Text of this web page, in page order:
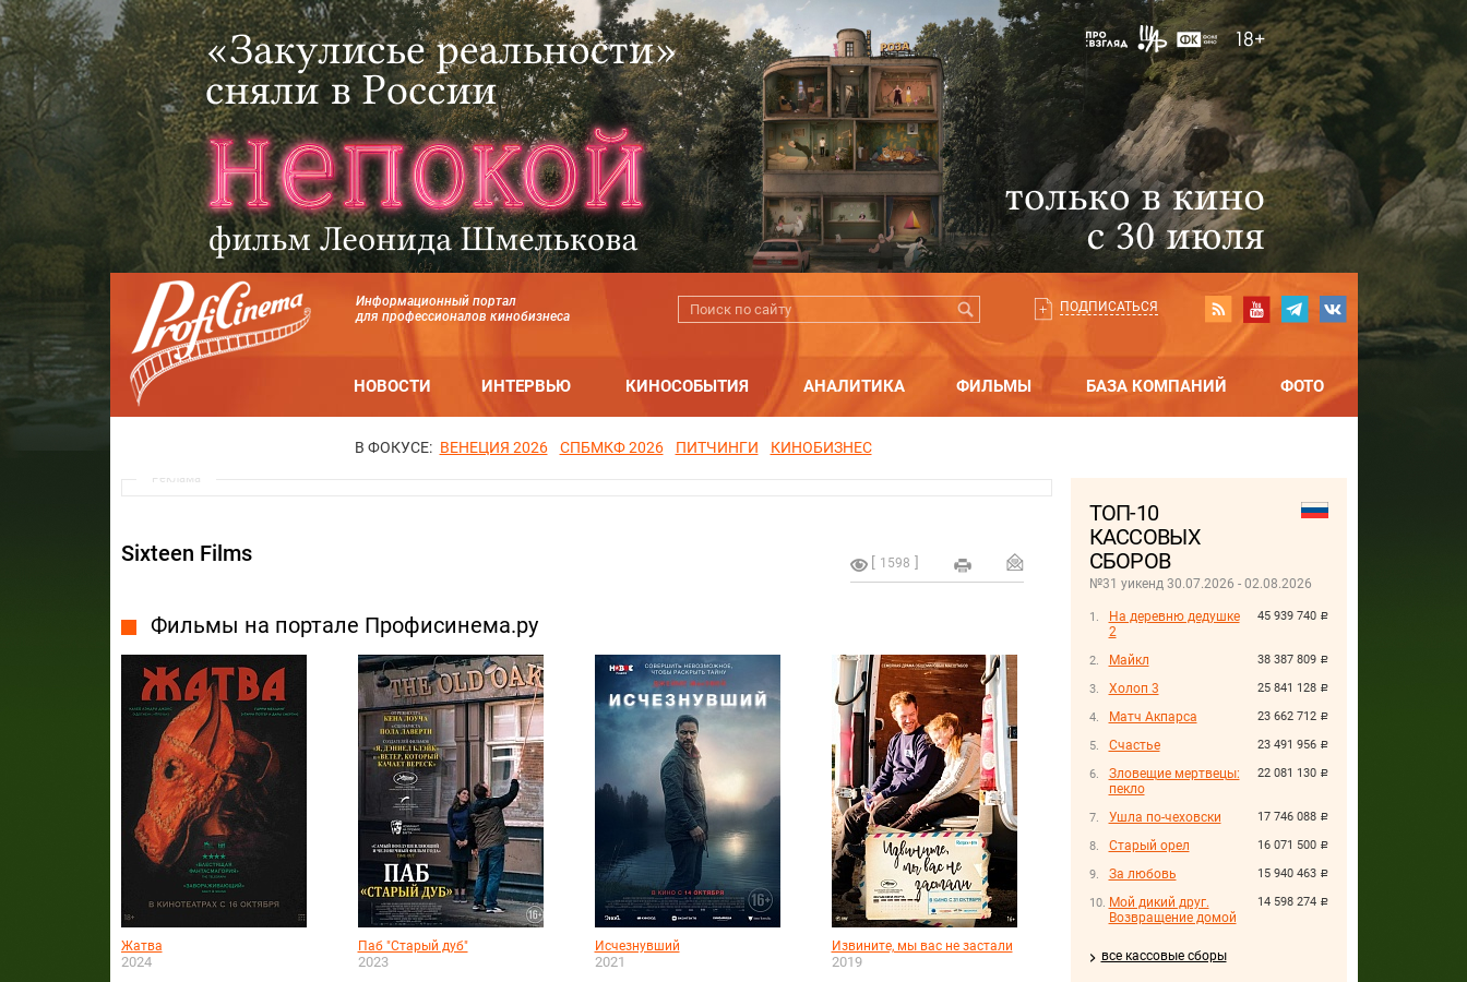
Информационный портал
для профессионалов кинобизнеса
ПОДПИСАТЬСЯ
НОВОСТИ ИНТЕРВЬЮ КИНОСОБЫТИЯ АНАЛИТИКА ФИЛЬМЫ БАЗА КОМПАНИЙ ФОТО
В ФОКУСЕ: ВЕНЕЦИЯ 2026 СПБМКФ 2026 ПИТЧИНГИ КИНОБИЗНЕС
ТОП-10
КАССОВЫХ
СБОРОВ
№31 уикенд 30.07.2026 - 02.08.2026
45 939 740 руб.
На деревню дедушке
2
38 387 809 руб.
Майкл
25 841 128 руб.
Холоп 3
23 662 712 руб.
Матч Акпарса
23 491 956 руб.
Счастье
22 081 130 руб.
Зловещие мертвецы:
пекло
17 746 088 руб.
Ушла по-чеховски
16 071 500 руб.
Старый орел
15 940 463 руб.
За любовь
14 598 274 руб.
Мой дикий друг.
Возвращение домой
все кассовые сборы
Реклама
1598
Sixteen Films
Фильмы на портале Профисинема.ру
Жатва
2024
Паб "Старый дуб"
2023
Исчезнувший
2021
Извините, мы вас не застали
2019